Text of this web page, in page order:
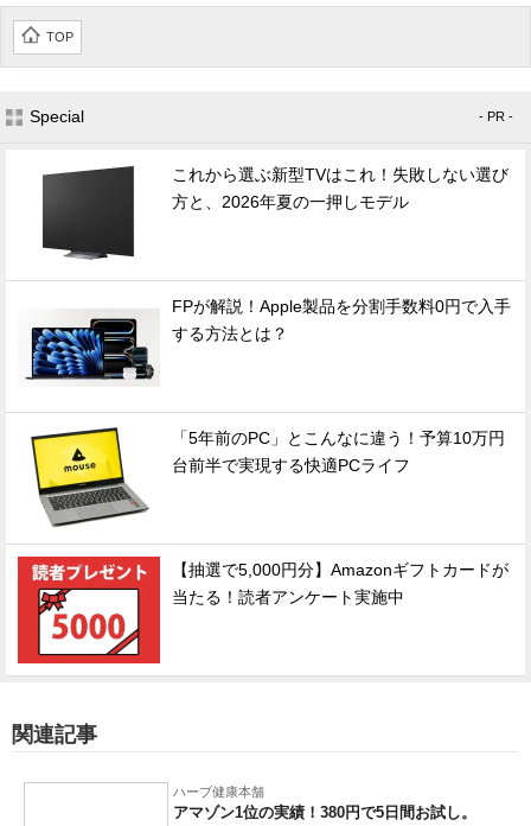
TOP
Special - PR -
これから選ぶ新型TVはこれ！失敗しない選び
方と、2026年夏の一押しモデル
FPが解説！Apple製品を分割手数料0円で入手
する方法とは？
「5年前のPC」とこんなに違う！予算10万円
台前半で実現する快適PCライフ
【抽選で5,000円分】Amazonギフトカードが
当たる！読者アンケート実施中
関連記事
ハーブ健康本舗
アマゾン1位の実績！380円で5日間お試し。